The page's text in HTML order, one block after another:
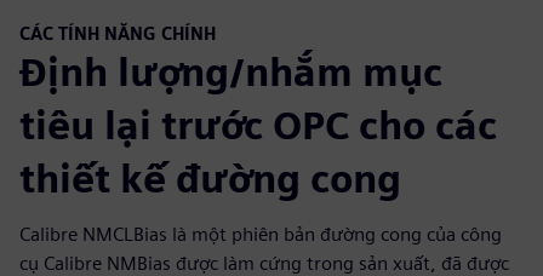
CÁC TÍNH NĂNG CHÍNH
Định lượng/nhắm mục
tiêu lại trước OPC cho các
thiết kế đường cong
Calibre NMCLBias là một phiên bản đường cong của công
cụ Calibre NMBias được làm cứng trong sản xuất, đã được